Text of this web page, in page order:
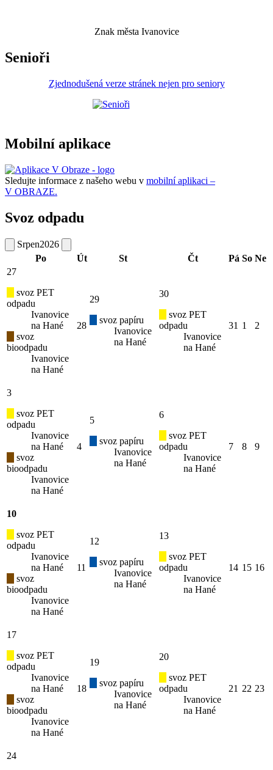
Znak města Ivanovice
Senioři
Zjednodušená verze stránek nejen pro seniory
Mobilní aplikace
Sledujte informace z našeho webu v mobilní aplikaci –
V OBRAZE.
Svoz odpadu
Srpen2026
Po
Út St Čt Pá So Ne
27
svoz PET
odpadu
Ivanovice
na Hané
svoz
bioodpadu
Ivanovice
na Hané
28
29
svoz papíru
Ivanovice
na Hané
30
svoz PET
odpadu
Ivanovice
na Hané
31 1 2
3
svoz PET
odpadu
Ivanovice
na Hané
svoz
bioodpadu
Ivanovice
na Hané
4
5
svoz papíru
Ivanovice
na Hané
6
svoz PET
odpadu
Ivanovice
na Hané
7 8 9
10
svoz PET
odpadu
Ivanovice
na Hané
svoz
bioodpadu
Ivanovice
na Hané
11
12
svoz papíru
Ivanovice
na Hané
13
svoz PET
odpadu
Ivanovice
na Hané
14 15 16
17
svoz PET
odpadu
Ivanovice
na Hané
svoz
bioodpadu
Ivanovice
na Hané
18
19
svoz papíru
Ivanovice
na Hané
20
svoz PET
odpadu
Ivanovice
na Hané
21 22 23
24